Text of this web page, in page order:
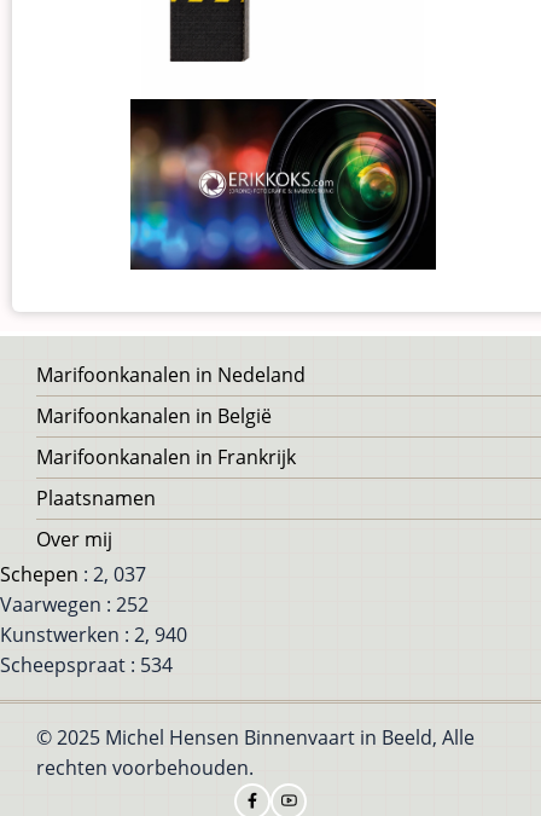
Voet
Marifoonkanalen in Nedeland
Marifoonkanalen in België
Marifoonkanalen in Frankrijk
Plaatsnamen
Over mij
Schepen : 2, 037
Vaarwegen : 252
Kunstwerken : 2, 940
Scheepspraat : 534
© 2025 Michel Hensen Binnenvaart in Beeld, Alle
rechten voorbehouden.